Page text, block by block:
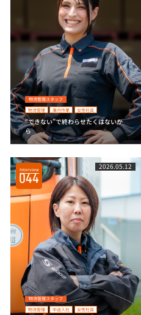
物流管理スタッフ
物流管理
庫内作業 女性社員
“できない”で終わらせたくはないか
ら
2026.05.12
Interview
044
物流管理スタッフ
物流管理
中途入社 女性社員